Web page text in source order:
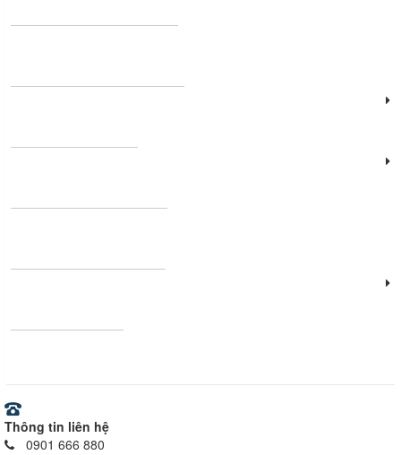
Thông tin liên hệ
0901 666 880